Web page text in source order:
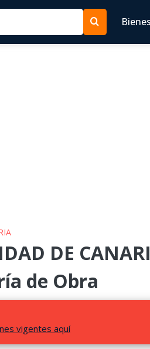
Bienes
DE
de Obra
vigentes aquí